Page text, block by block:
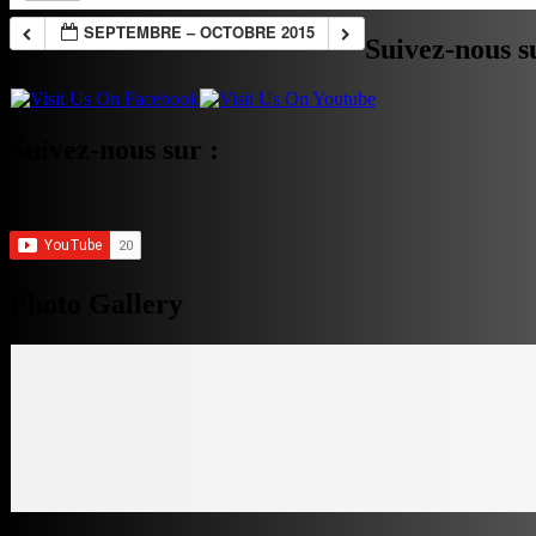
SEPTEMBRE – OCTOBRE 2015
Suivez-nous
Suivez-nous sur :
Photo Gallery